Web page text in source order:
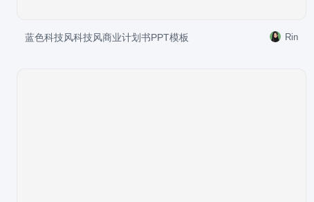
蓝色科技风科技风商业计划书PPT模板 Rin